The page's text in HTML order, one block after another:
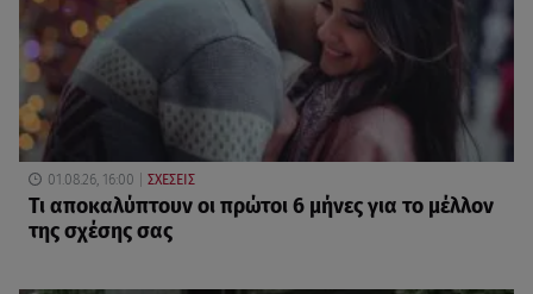
01.08.26, 16:00 ΣΧΕΣΕΙΣ
Τι αποκαλύπτουν οι πρώτοι 6 μήνες για το μέλλον
της σχέσης σας